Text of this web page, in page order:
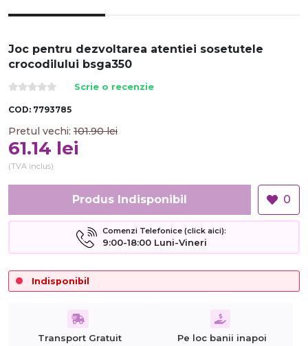
Joc pentru dezvoltarea atentiei sosetutele
crocodilului bsga350
Scrie o recenzie
COD: 7793785
Pretul vechi: 101.90 lei
61.14 lei
(TVA inclus)
Produs Indisponibil 0
Comenzi Telefonice (click aici):
9:00-18:00 Luni-Vineri
Indisponibil
Transport Gratuit Pe loc banii inapoi